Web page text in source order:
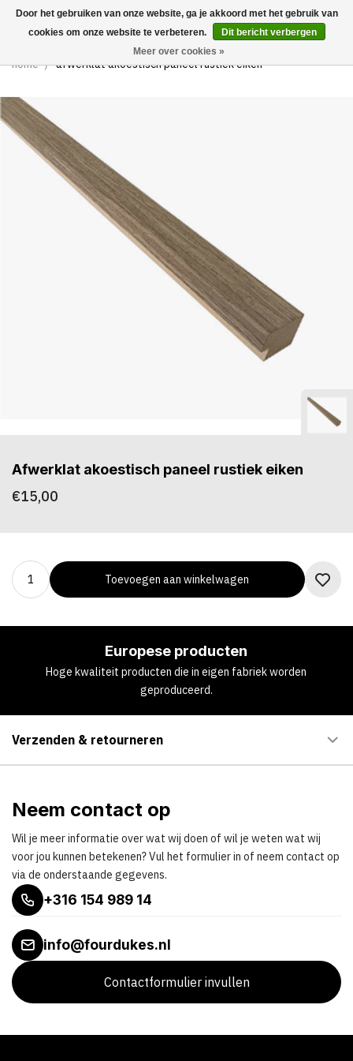
0
home / afwerklat akoestisch paneel rustiek eiken
Afwerklat akoestisch paneel rustiek eiken
€15,00
Toevoegen aan winkelwagen
Europese producten
Hoge kwaliteit producten die in eigen fabriek worden
geproduceerd.
Verzenden & retourneren
Neem contact op
Wil je meer informatie over wat wij doen of wil je weten wat wij
voor jou kunnen betekenen? Vul het formulier in of neem contact op
via de onderstaande gegevens.
+316 154 989 14
info@fourdukes.nl
Contactformulier invullen
Door het gebruiken van onze website, ga je akkoord met het gebruik van
cookies om onze website te verbeteren.
Dit bericht verbergen
Meer over cookies »